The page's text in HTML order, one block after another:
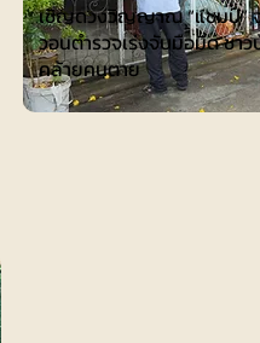
เชิญดวงวิญญาณ “แชมป์”
วอนตำรวจเร่งจับมือมีด ชาว
คล้ายคนตาย